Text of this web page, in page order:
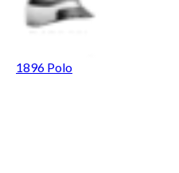
1896 Polo